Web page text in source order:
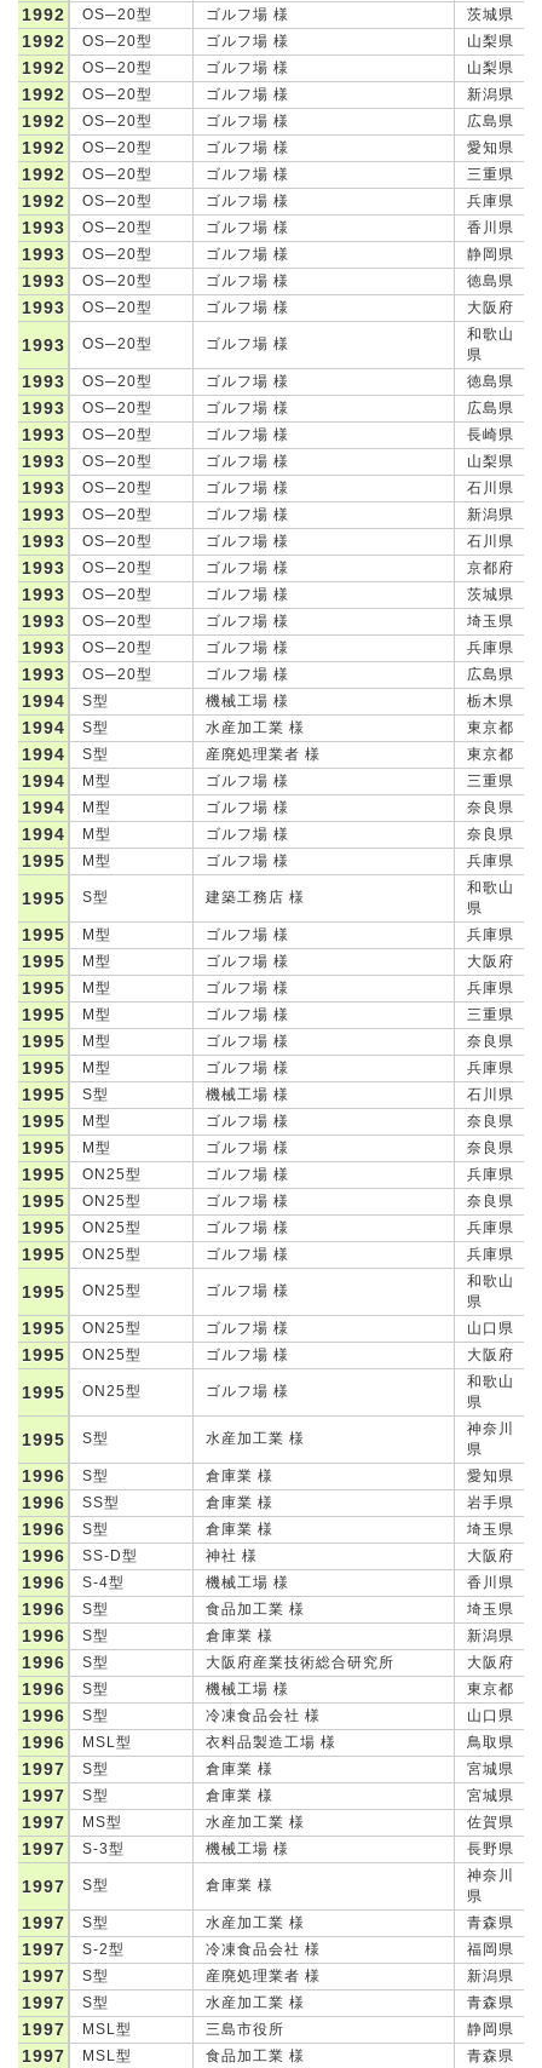
1992 OS─20型 ゴルフ場 様 茨城県
1992 OS─20型 ゴルフ場 様 山梨県
1992 OS─20型 ゴルフ場 様 山梨県
1992 OS─20型 ゴルフ場 様 新潟県
1992 OS─20型 ゴルフ場 様 広島県
1992 OS─20型 ゴルフ場 様 愛知県
1992 OS─20型 ゴルフ場 様 三重県
1992 OS─20型 ゴルフ場 様 兵庫県
1993 OS─20型 ゴルフ場 様 香川県
1993 OS─20型 ゴルフ場 様 静岡県
1993 OS─20型 ゴルフ場 様 徳島県
1993 OS─20型 ゴルフ場 様 大阪府
1993 OS─20型 ゴルフ場 様
和歌山
県
1993 OS─20型 ゴルフ場 様 徳島県
1993 OS─20型 ゴルフ場 様 広島県
1993 OS─20型 ゴルフ場 様 長崎県
1993 OS─20型 ゴルフ場 様 山梨県
1993 OS─20型 ゴルフ場 様 石川県
1993 OS─20型 ゴルフ場 様 新潟県
1993 OS─20型 ゴルフ場 様 石川県
1993 OS─20型 ゴルフ場 様 京都府
1993 OS─20型 ゴルフ場 様 茨城県
1993 OS─20型 ゴルフ場 様 埼玉県
1993 OS─20型 ゴルフ場 様 兵庫県
1993 OS─20型 ゴルフ場 様 広島県
1994 S型 機械工場 様 栃木県
1994 S型 水産加工業 様 東京都
1994 S型 産廃処理業者 様 東京都
1994 M型 ゴルフ場 様 三重県
1994 M型 ゴルフ場 様 奈良県
1994 M型 ゴルフ場 様 奈良県
1995 M型 ゴルフ場 様 兵庫県
1995 S型 建築工務店 様
和歌山
県
1995 M型 ゴルフ場 様 兵庫県
1995 M型 ゴルフ場 様 大阪府
1995 M型 ゴルフ場 様 兵庫県
1995 M型 ゴルフ場 様 三重県
1995 M型 ゴルフ場 様 奈良県
1995 M型 ゴルフ場 様 兵庫県
1995 S型 機械工場 様 石川県
1995 M型 ゴルフ場 様 奈良県
1995 M型 ゴルフ場 様 奈良県
1995 ON25型 ゴルフ場 様 兵庫県
1995 ON25型 ゴルフ場 様 奈良県
1995 ON25型 ゴルフ場 様 兵庫県
1995 ON25型 ゴルフ場 様 兵庫県
1995 ON25型 ゴルフ場 様
和歌山
県
1995 ON25型 ゴルフ場 様 山口県
1995 ON25型 ゴルフ場 様 大阪府
1995 ON25型 ゴルフ場 様
和歌山
県
1995 S型 水産加工業 様
神奈川
県
1996 S型 倉庫業 様 愛知県
1996 SS型 倉庫業 様 岩手県
1996 S型 倉庫業 様 埼玉県
1996 SS-D型 神社 様 大阪府
1996 S-4型 機械工場 様 香川県
1996 S型 食品加工業 様 埼玉県
1996 S型 倉庫業 様 新潟県
1996 S型 大阪府産業技術総合研究所 大阪府
1996 S型 機械工場 様 東京都
1996 S型 冷凍食品会社 様 山口県
1996 MSL型 衣料品製造工場 様 鳥取県
1997 S型 倉庫業 様 宮城県
1997 S型 倉庫業 様 宮城県
1997 MS型 水産加工業 様 佐賀県
1997 S-3型 機械工場 様 長野県
1997 S型 倉庫業 様
神奈川
県
1997 S型 水産加工業 様 青森県
1997 S-2型 冷凍食品会社 様 福岡県
1997 S型 産廃処理業者 様 新潟県
1997 S型 水産加工業 様 青森県
1997 MSL型 三島市役所 静岡県
1997 MSL型 食品加工業 様 青森県